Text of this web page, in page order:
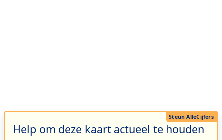
Help om deze kaart actueel te houden